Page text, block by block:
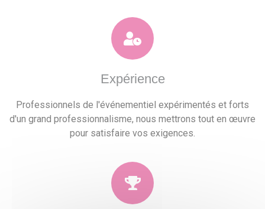
Expérience
Professionnels de l'événementiel expérimentés et forts
d'un grand professionnalisme, nous mettrons tout en œuvre
pour satisfaire vos exigences.